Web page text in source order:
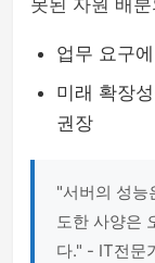
못된 자원 배
업무 요구
미래 확장
권장
"서버의 성능
도한 사양은
다." - IT전문